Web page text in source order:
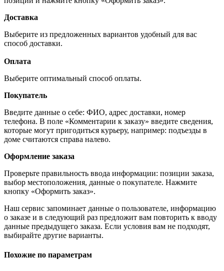
Доставка
Выберите из предложенных вариантов удобный для вас
способ доставки.
Оплата
Выберите оптимальный способ оплаты.
Покупатель
Введите данные о себе: ФИО, адрес доставки, номер
телефона. В поле «Комментарии к заказу» введите сведения,
которые могут пригодиться курьеру, например: подъезды в
доме считаются справа налево.
Оформление заказа
Проверьте правильность ввода информации: позиции заказа,
выбор местоположения, данные о покупателе. Нажмите
кнопку «Оформить заказ».
Наш сервис запоминает данные о пользователе, информацию
о заказе и в следующий раз предложит вам повторить к вводу
данные предыдущего заказа. Если условия вам не подходят,
выбирайте другие варианты.
Похожие по параметрам